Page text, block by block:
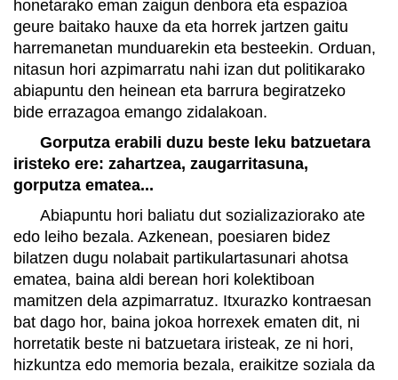
honetarako eman zaigun denbora eta espazioa
geure baitako hauxe da eta horrek jartzen gaitu
harremanetan munduarekin eta besteekin. Orduan,
nitasun hori azpimarratu nahi izan dut politikarako
abiapuntu den heinean eta barrura begiratzeko
bide errazagoa emango zidalakoan.
Gorputza erabili duzu beste leku batzuetara
iristeko ere: zahartzea, zaugarritasuna,
gorputza ematea...
Abiapuntu hori baliatu dut sozializaziorako ate
edo leiho bezala. Azkenean, poesiaren bidez
bilatzen dugu nolabait partikulartasunari ahotsa
ematea, baina aldi berean hori kolektiboan
mamitzen dela azpimarratuz. Itxurazko kontraesan
bat dago hor, baina jokoa horrexek ematen dit, ni
horretatik beste ni batzuetara iristeak, ze ni hori,
hizkuntza edo memoria bezala, eraikitze soziala da